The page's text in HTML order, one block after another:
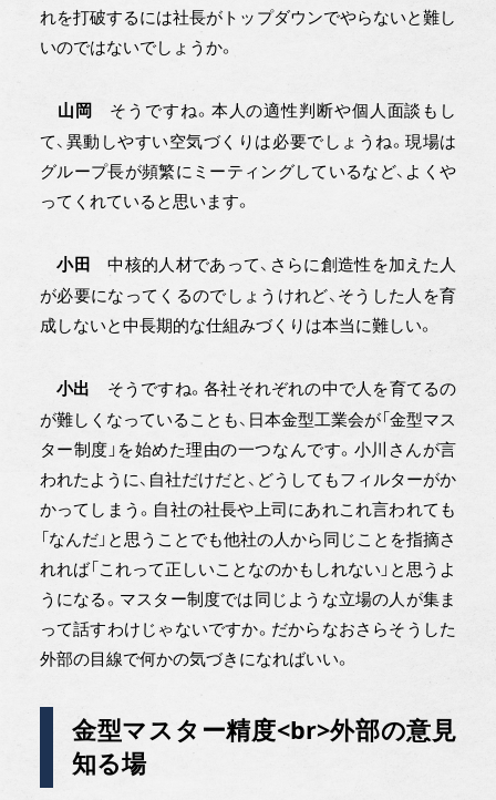
れを打破するには社長がトップダウンでやらないと難し
いのではないでしょうか。
山岡
そうですね。本人の適性判断や個人面談もし
て、異動しやすい空気づくりは必要でしょうね。現場は
グループ長が頻繁にミーティングしているなど、よくや
ってくれていると思います。
小田
中核的人材であって、さらに創造性を加えた人
が必要になってくるのでしょうけれど、そうした人を育
成しないと中長期的な仕組みづくりは本当に難しい。
小出
そうですね。各社それぞれの中で人を育てるの
が難しくなっていることも、日本金型工業会が「金型マス
ター制度」を始めた理由の一つなんです。小川さんが言
われたように、自社だけだと、どうしてもフィルターがか
かってしまう。自社の社長や上司にあれこれ言われても
「なんだ」と思うことでも他社の人から同じことを指摘さ
れれば「これって正しいことなのかもしれない」と思うよ
うになる。マスター制度では同じような立場の人が集ま
って話すわけじゃないですか。だからなおさらそうした
外部の目線で何かの気づきになればいい。
金型マスター精度<br>外部の意見
知る場